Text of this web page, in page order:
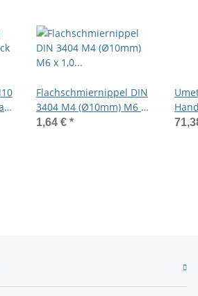
Flachschmiernippel DIN
3404 M4 (Ø10mm) M6 x
1,0 Stahl verzinkt
1,64 € *